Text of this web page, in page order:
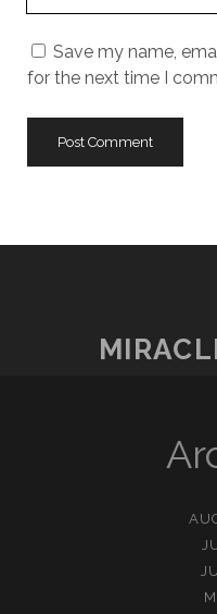
Save my name,
for the next time I